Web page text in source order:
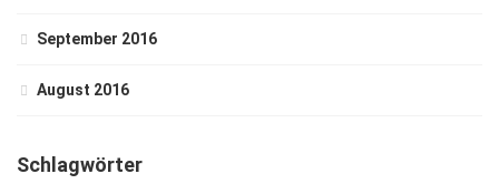
September 2016
August 2016
Schlagwörter